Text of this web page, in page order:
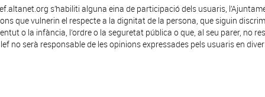
s’habiliti alguna eina de participació dels usuaris,
que vulnerin el respecte a la dignitat de la persona, que siguin
o la infància, l’ordre o la seguretat pública o que, al seu parer, no
no serà responsable de les opinions expressades pels usuaris en